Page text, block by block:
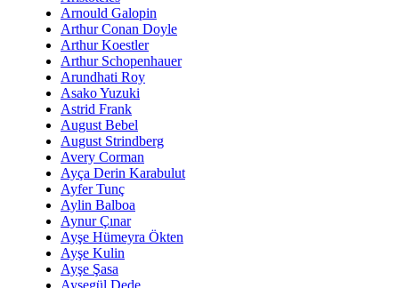
Arnould Galopin
Arthur Conan Doyle
Arthur Koestler
Arthur Schopenhauer
Arundhati Roy
Asako Yuzuki
Astrid Frank
August Bebel
August Strindberg
Avery Corman
Ayça Derin Karabulut
Ayfer Tunç
Aylin Balboa
Aynur Çınar
Ayşe Hümeyra Ökten
Ayşe Kulin
Ayşe Şasa
Ayşegül Dede